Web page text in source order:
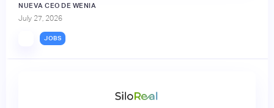
NUEVA CEO DE WENIA
July 27, 2026
JOBS